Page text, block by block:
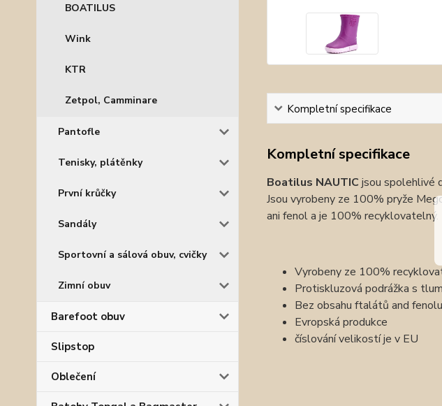
BOATILUS
Wink
KTR
Zetpol, Camminare
Pantofle
Tenisky, plátěnky
První krůčky
Sandály
Sportovní a sálová obuv, cvičky
Zimní obuv
Barefoot obuv
Slipstop
Oblečení
Kompletní specifikace
Kompletní specifikace
Boatilus NAUTIC jsou spolehlivé
Jsou vyrobeny ze 100% pryže
ani fenol a je 100% recyklovatelný.
Vyrobeny ze 100%
Protiskluzová podrážka s
Bez obsahu ftalátů and fenolu
Evropská produkce
číslování velikostí je v EU